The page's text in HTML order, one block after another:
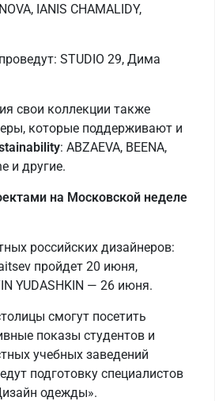
IANIS CHAMALIDY,
STUDIO 29, Дима
свои коллекции также
которые поддерживают и
: ABZAEVA, BEENA,
и другие.
на Московской неделе
российских дизайнеров:
пройдет 20 июня,
YUDASHKIN — 26 июня.
смогут посетить
показы студентов и
учебных заведений
подготовку специалистов
одежды».